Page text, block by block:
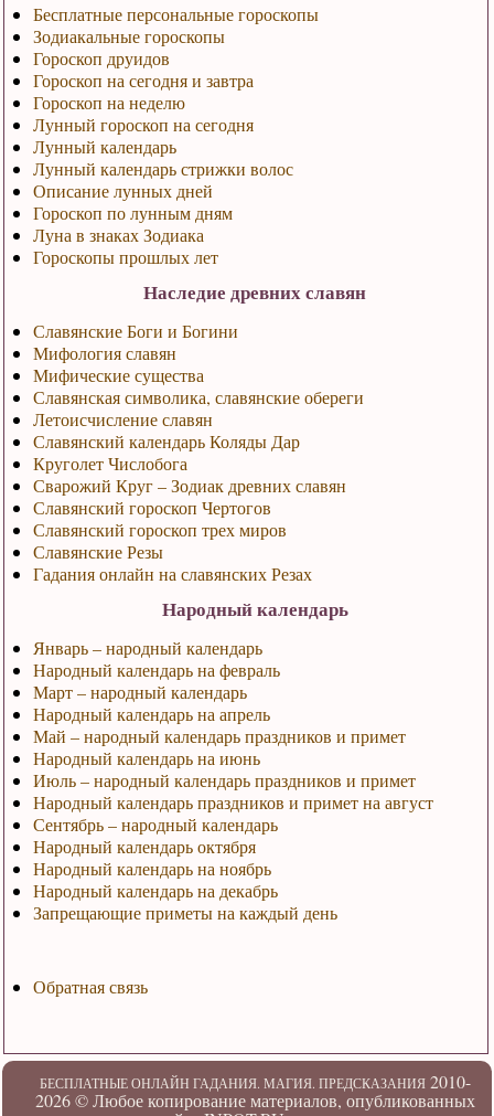
Бесплатные персональные гороскопы
Зодиакальные гороскопы
Гороскоп друидов
Гороскоп на сегодня и завтра
Гороскоп на неделю
Лунный гороскоп на сегодня
Лунный календарь
Лунный календарь стрижки волос
Описание лунных дней
Гороскоп по лунным дням
Луна в знаках Зодиака
Гороскопы прошлых лет
Наследие древних славян
Славянские Боги и Богини
Мифология славян
Мифические существа
Славянская символика, славянские обереги
Летоисчисление славян
Славянский календарь Коляды Дар
Круголет Числобога
Сварожий Круг – Зодиак древних славян
Славянский гороскоп Чертогов
Славянский гороскоп трех миров
Славянские Резы
Гадания онлайн на славянских Резах
Народный календарь
Январь – народный календарь
Народный календарь на февраль
Март – народный календарь
Народный календарь на апрель
Май – народный календарь праздников и примет
Народный календарь на июнь
Июль – народный календарь праздников и примет
Народный календарь праздников и примет на август
Сентябрь – народный календарь
Народный календарь октября
Народный календарь на ноябрь
Народный календарь на декабрь
Запрещающие приметы на каждый день
Обратная связь
БЕСПЛАТНЫЕ ОНЛАЙН ГАДАНИЯ. МАГИЯ. ПРЕДСКАЗАНИЯ2010-
2026 ©Любое копирование материалов, опубликованных